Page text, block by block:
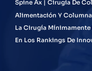
Spine Ax | Cirugía De
Alimentación Y
La Cirugía
En Los Rankings De